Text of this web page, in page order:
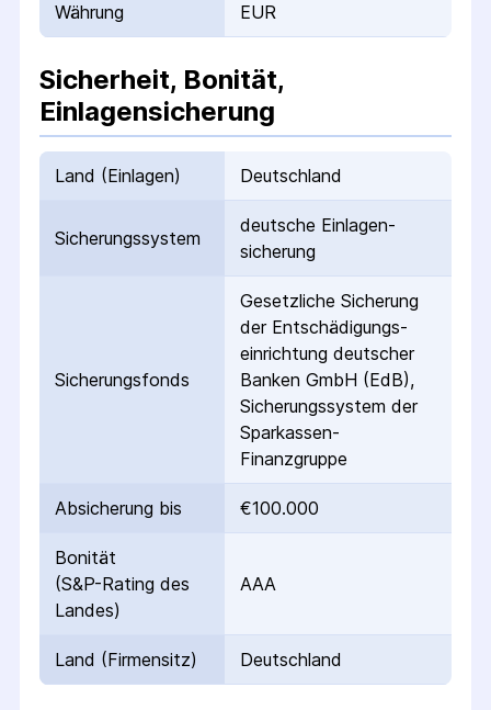
Währung EUR
Sicherheit, Bonität,
Einlagensicherung
Land (Einlagen) Deutschland
Sicherungs­system
deutsche Einlagen­
sicherung
Sicherungs­fonds
Gesetzliche Sicherung
der Entschädigungs­
einrichtung deutscher
Banken GmbH (EdB),
Sicherungssystem der
Sparkassen-
Finanzgruppe
Absicherung bis €100.000
Bonität
(S&P-Rating des
Landes)
AAA
Land (Firmensitz) Deutschland